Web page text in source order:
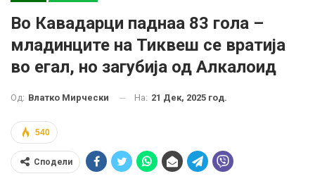
Во Кавадарци паднаа 83 гола –
младинците на Тиквеш се вратија
во егал, но загубија од Алкалоид
Од: Влатко Мирчески На: 21 Дек, 2025 год.
540
Сподели